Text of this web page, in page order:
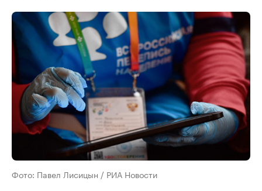
Фото: Павел Лисицын / РИА Новости